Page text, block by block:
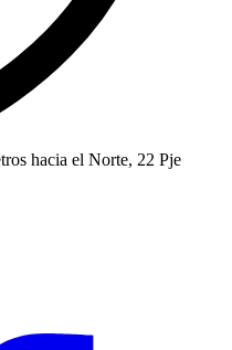
hacia el Norte, 22 Pje